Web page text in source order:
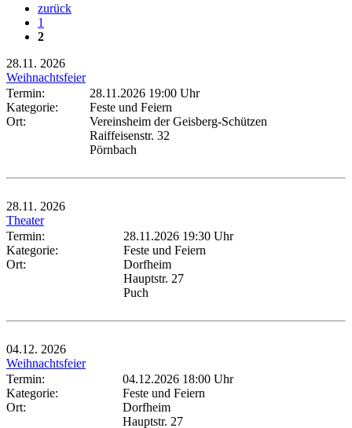
zurück
1
2
28.11. 2026
Weihnachtsfeier
Termin:
28.11.2026 19:00 Uhr
Kategorie:
Feste und Feiern
Ort:
Vereinsheim der Geisberg-Schützen
Raiffeisenstr. 32
Pörnbach
28.11. 2026
Theater
Termin:
28.11.2026 19:30 Uhr
Kategorie:
Feste und Feiern
Ort:
Dorfheim
Hauptstr. 27
Puch
04.12. 2026
Weihnachtsfeier
Termin:
04.12.2026 18:00 Uhr
Kategorie:
Feste und Feiern
Ort:
Dorfheim
Hauptstr. 27